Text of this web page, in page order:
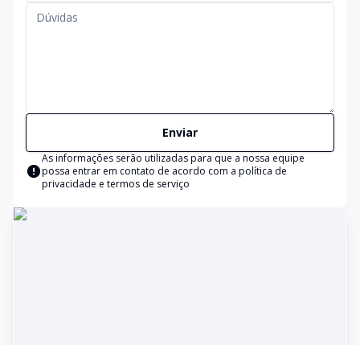
Enviar
As informações serão utilizadas para que a nossa equipe
possa entrar em contato de acordo com a política de
privacidade e termos de serviço